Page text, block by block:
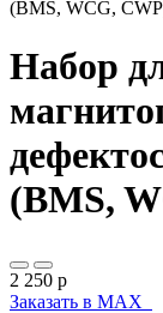
Набор
(BMS,
2 250 p
Заказать в МАХ